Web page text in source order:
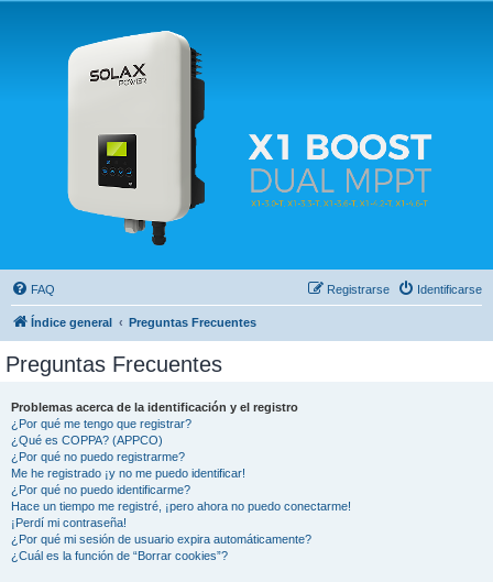
Solax FAQ
Lugar para intercambiar dudas sobre inversores solares Solax y temas relacionados.
FAQ Identificarse
Registrarse
Índice general Preguntas Frecuentes
Preguntas Frecuentes
Problemas acerca de la identificación y el registro
¿Por qué me tengo que registrar?
¿Qué es COPPA? (APPCO)
¿Por qué no puedo registrarme?
Me he registrado ¡y no me puedo identificar!
¿Por qué no puedo identificarme?
Hace un tiempo me registré, ¡pero ahora no puedo conectarme!
¡Perdí mi contraseña!
¿Por qué mi sesión de usuario expira automáticamente?
¿Cuál es la función de “Borrar cookies”?